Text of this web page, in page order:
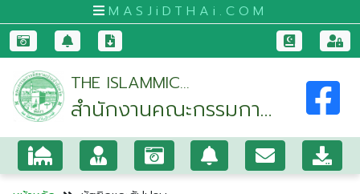
MASJiDTHAi.COM
หน้า
หลัก
มัสยิด
และ
สัป
ปุ
THE ISLAMMIC
COMMITTEE OF PHANG-
NGA
สำนักงานคณะกรรมการ
อิสลามประจำจังหวัด
พังงา